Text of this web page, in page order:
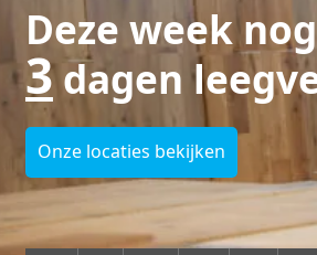
Deze week
3dagen
Onze locaties bekijken